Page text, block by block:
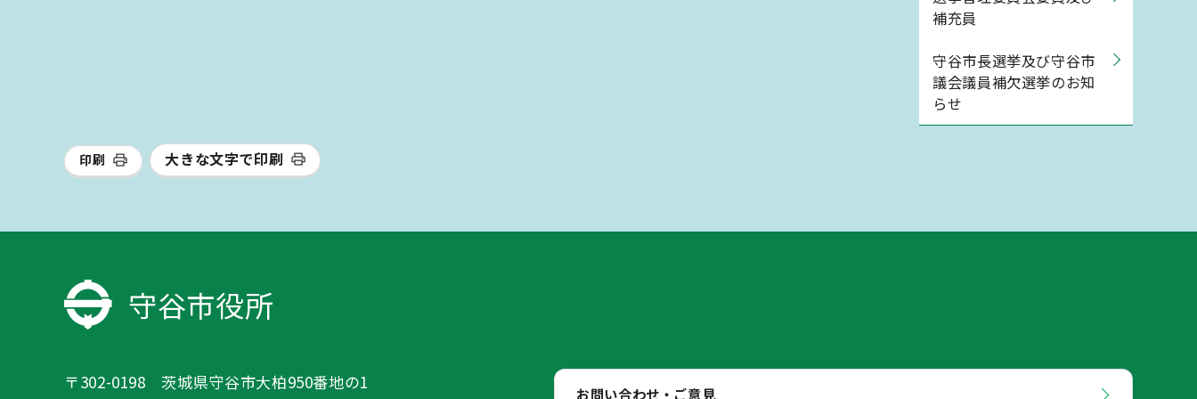
補充員
守谷市長選挙及び守谷市
議会議員補欠選挙のお知
らせ
印刷 大きな文字で印刷
守谷市役所
〒302-0198 茨城県守谷市大柏950番地の1
お問い合わせ・ご意見